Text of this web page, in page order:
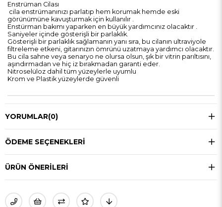
Enstrüman Cilası
cila enstrümanınızı parlatıp hem korumak hemde eski
görünümüne kavuşturmak için kullanılır .
Enstürman bakımı yaparken en büyük yardımcınız olacaktır .
Saniyeler içinde gösterişli bir parlaklık.
Gösterişli bir parlaklık sağlamanın yanı sıra, bu cilanın ultraviyole
filtreleme etkeni, gitarınızın ömrünü uzatmaya yardımcı olacaktır.
Bu cila sahne veya senaryo ne olursa olsun, şık bir vitrin parıltısını,
aşındırmadan ve hiç iz bırakmadan garanti eder.
Nitroselüloz dahil tüm yüzeylerle uyumlu
Krom ve Plastik yüzeylerde güvenli
YORUMLAR(0)
ÖDEME SEÇENEKLERI
ÜRÜN ÖNERILERI